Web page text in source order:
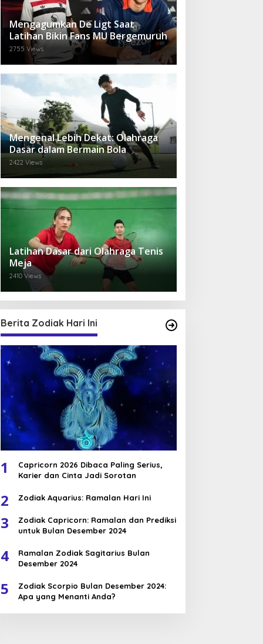
Mengagumkan De Ligt Saat
Latihan Bikin Fans MU Bergemuruh
2755 Views
Mengenal Lebih Dekat: Olahraga
Dasar dalam Bermain Bola
2422 Views
Latihan Dasar dari Olahraga Tenis
Meja
2410 Views
Berita Zodiak Hari Ini
1
Capricorn 2026 Dibaca Paling Serius,
Karier dan Cinta Jadi Sorotan
2 Zodiak Aquarius: Ramalan Hari Ini
3
Zodiak Capricorn: Ramalan dan Prediksi
untuk Bulan Desember 2024
4
Ramalan Zodiak Sagitarius Bulan
Desember 2024
5
Zodiak Scorpio Bulan Desember 2024:
Apa yang Menanti Anda?